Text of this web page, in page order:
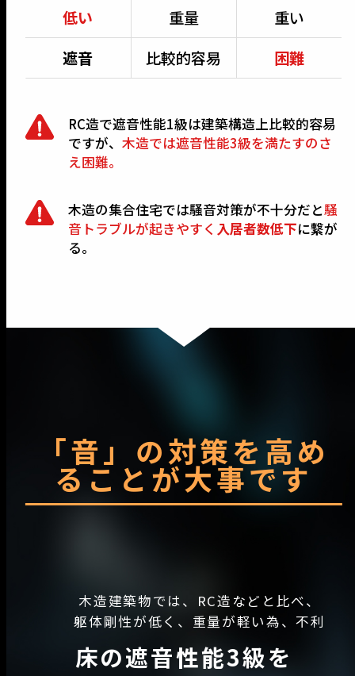
低い 重量
重い
遮音
比較的容易 困難
RC造で遮音性能1級は建築構造上比較的容易
ですが、 木造では遮音性能3級を満たすのさ
え困難。
木造の集合住宅では騒音対策が不十分だと騒
音トラブルが起きやすく 入居者数低下に繋が
る。
「音」の対策を高め
ることが大事です
木造建築物では、RC造などと比べ、
躯体剛性が低く、重量が軽い為、不利
床の遮音性能3級を